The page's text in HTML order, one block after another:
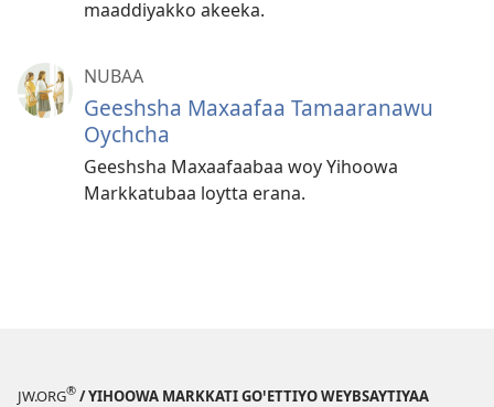
maaddiyakko akeeka.
NUBAA
Geeshsha Maxaafaa Tamaaranawu
Oychcha
Geeshsha Maxaafaabaa woy Yihoowa
Markkatubaa loytta erana.
JW.ORG® / YIHOOWA MARKKATI GOꞌETTIYO WEYBSAYTIYAA